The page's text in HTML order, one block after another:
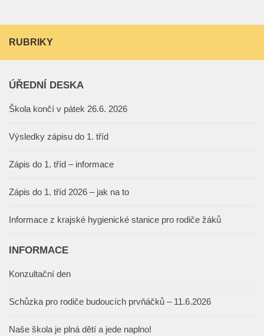
RUBRIKY
ÚŘEDNÍ DESKA
Škola končí v pátek 26.6. 2026
Výsledky zápisu do 1. tříd
Zápis do 1. tříd – informace
Zápis do 1. tříd 2026 – jak na to
Informace z krajské hygienické stanice pro rodiče žáků
INFORMACE
Konzultační den
Schůzka pro rodiče budoucích prvňáčků – 11.6.2026
Naše škola je plná dětí a jede naplno!